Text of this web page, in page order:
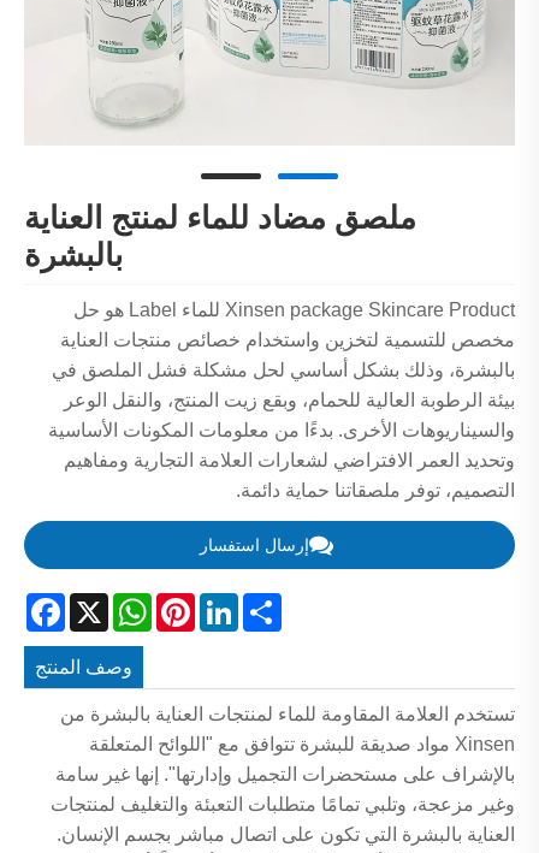
ملصق مضاد للماء لمنتج العناية
بالبشرة
Xinsen package Skincare Product للماء Label هو حل
مخصص للتسمية لتخزين واستخدام خصائص منتجات العناية
بالبشرة، وذلك بشكل أساسي لحل مشكلة فشل الملصق في
بيئة الرطوبة العالية للحمام، وبقع زيت المنتج، والنقل الوعر
والسيناريوهات الأخرى. بدءًا من معلومات المكونات الأساسية
وتحديد العمر الافتراضي لشعارات العلامة التجارية ومفاهيم
التصميم، توفر ملصقاتنا حماية دائمة.
إرسال استفسار
X
WhatsAppPinterestLinkedInShare
وصف المنتج
تستخدم العلامة المقاومة للماء لمنتجات العناية بالبشرة من
Xinsen مواد صديقة للبشرة تتوافق مع "اللوائح المتعلقة
بالإشراف على مستحضرات التجميل وإدارتها". إنها غير سامة
وغير مزعجة، وتلبي تمامًا متطلبات التعبئة والتغليف لمنتجات
العناية بالبشرة التي تكون على اتصال مباشر بجسم الإنسان.